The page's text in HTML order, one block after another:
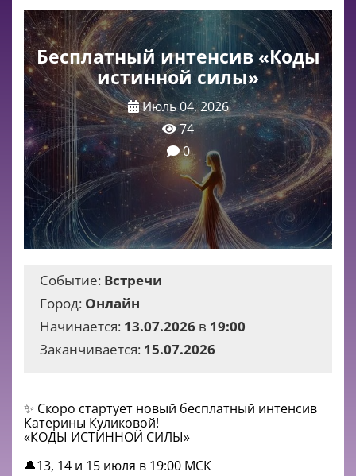
Бесплатный интенсив «Коды
истинной силы»
Июль 04, 2026
74
0
Событие: Встречи
Город: Онлайн
Начинается: 13.07.2026 в 19:00
Заканчивается: 15.07.2026
✨ Скоро стартует новый бесплатный интенсив
Катерины Куликовой!
«КОДЫ ИСТИННОЙ СИЛЫ»
🔔13, 14 и 15 июля в 19:00 МСК